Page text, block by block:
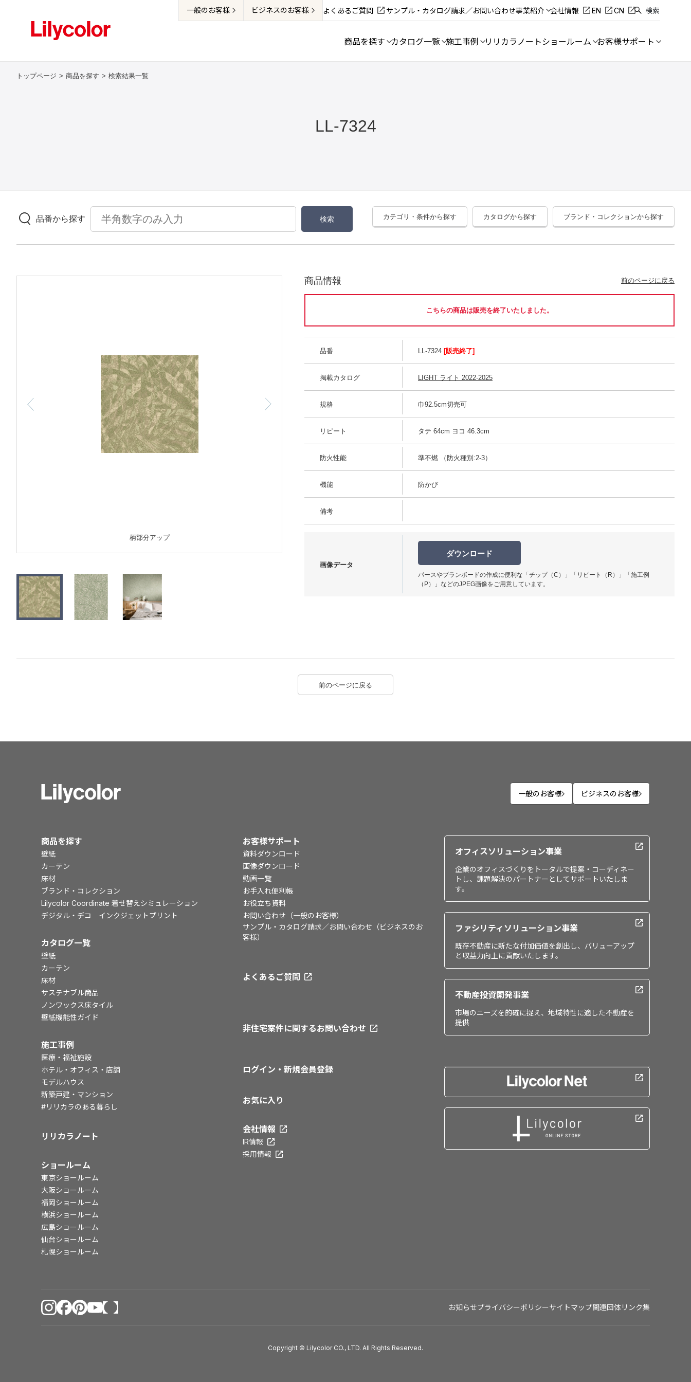
一般のお客様 ビジネスのお客様 よくあるご質問 サンプル・カタログ請求／お問い合わせ事業紹介 会社情報 EN CN 検索
商品を探す カタログ一覧 施工事例 リリカラノートショールーム お客様サポート
トップページ 商品を探す 検索結果一覧
LL-7324
品番から探す カテゴリ・条件から探す カタログから探す ブランド・コレクションから探す
柄部分アップ 柄パターン
商品情報 前のページに戻る
こちらの商品は販売を終了いたしました。
品番 LL-7324 [販売終了]
掲載カタログ LIGHT ライト 2022-2025
規格 巾92.5cm切売可
リピート タテ 64cm ヨコ 46.3cm
防火性能 準不燃 （防火種別:2-3）
機能 防かび
備考
画像データ
ダウンロード
パースやプランボードの作成に便利な「チップ（C）」「リピート（R）」「施工例
（P）」などのJPEG画像をご用意しています。
前のページに戻る
一般のお客様 ビジネスのお客様
商品を探す
壁紙
カーテン
床材
ブランド・コレクション
Lilycolor Coordinate 着せ替えシミュレーション
デジタル・デコ インクジェットプリント
カタログ一覧
壁紙
カーテン
床材
サステナブル商品
ノンワックス床タイル
壁紙機能性ガイド
施工事例
医療・福祉施設
ホテル・オフィス・店舗
モデルハウス
新築戸建・マンション
#リリカラのある暮らし
リリカラノート
ショールーム
東京ショールーム
大阪ショールーム
福岡ショールーム
横浜ショールーム
広島ショールーム
仙台ショールーム
札幌ショールーム
お客様サポート
資料ダウンロード
画像ダウンロード
動画一覧
お手入れ便利帳
お役立ち資料
お問い合わせ（一般のお客様）
サンプル・カタログ請求／お問い合わせ（ビジネスのお
客様）
よくあるご質問
非住宅案件に関するお問い合わせ
ログイン・新規会員登録
お気に入り
会社情報
IR情報
採用情報
オフィスソリューション事業
企業のオフィスづくりをトータルで提案・コーディネー
トし、課題解決のパートナーとしてサポートいたしま
す。
ファシリティソリューション事業
既存不動産に新たな付加価値を創出し、バリューアップ
と収益力向上に貢献いたします。
不動産投資開発事業
市場のニーズを的確に捉え、地域特性に適した不動産を
提供
お知らせプライバシーポリシーサイトマップ関連団体リンク集
Copyright © Lilycolor CO., LTD. All Rights Reserved.